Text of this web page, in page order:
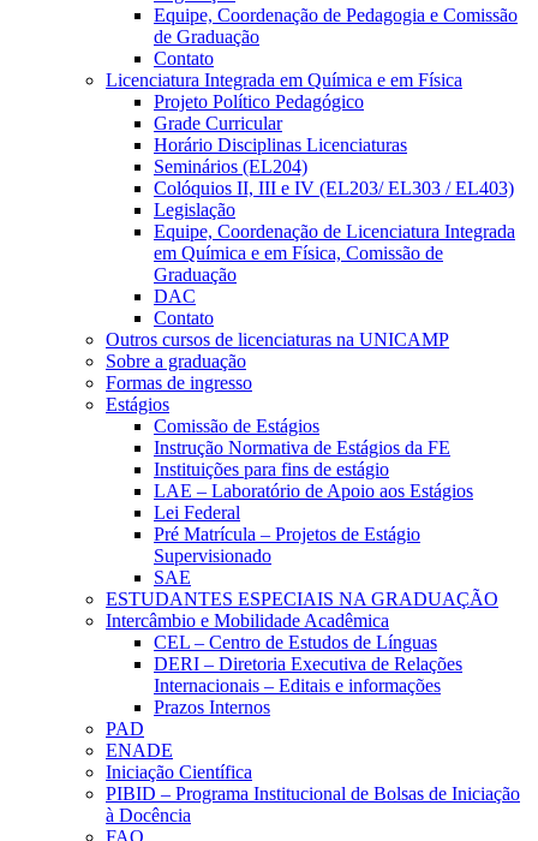
Equipe, Coordenação de Pedagogia e Comissão
de Graduação
Contato
Licenciatura Integrada em Química e em Física
Projeto Político Pedagógico
Grade Curricular
Horário Disciplinas Licenciaturas
Seminários (EL204)
Colóquios II, III e IV (EL203/ EL303 / EL403)
Legislação
Equipe, Coordenação de Licenciatura Integrada
em Química e em Física, Comissão de
Graduação
DAC
Contato
Outros cursos de licenciaturas na UNICAMP
Sobre a graduação
Formas de ingresso
Estágios
Comissão de Estágios
Instrução Normativa de Estágios da FE
Instituições para fins de estágio
LAE – Laboratório de Apoio aos Estágios
Lei Federal
Pré Matrícula – Projetos de Estágio
Supervisionado
SAE
ESTUDANTES ESPECIAIS NA GRADUAÇÃO
Intercâmbio e Mobilidade Acadêmica
CEL – Centro de Estudos de Línguas
DERI – Diretoria Executiva de Relações
Internacionais – Editais e informações
Prazos Internos
PAD
ENADE
Iniciação Científica
PIBID – Programa Institucional de Bolsas de Iniciação
à Docência
FAQ